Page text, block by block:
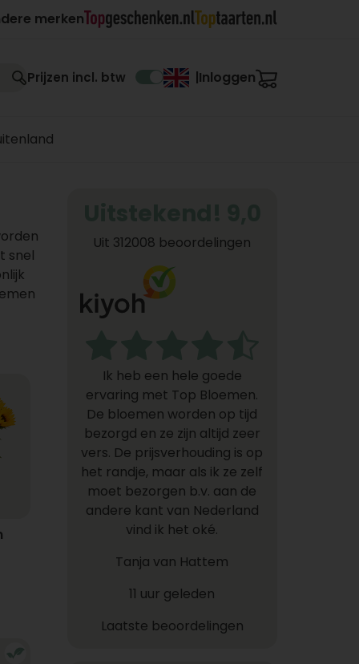
merken
Prijzen incl. btw Inloggen
snel
Uit 312008 beoordelingen
Ik heb een hele goede
ervaring met Top Bloemen.
De bloemen worden op tijd
bezorgd en ze zijn altijd zeer
vers. De prijsverhouding is op
het randje, maar als ik ze zelf
moet bezorgen b.v. aan de
andere kant van Nederland
vind ik het oké.
Tanja van Hattem
11 uur geleden
Laatste beoordelingen